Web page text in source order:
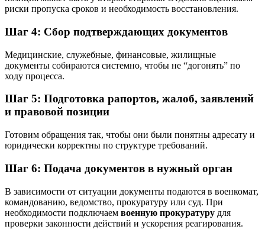
риски пропуска сроков и необходимость восстановления.
Шаг 4: Сбор подтверждающих документов
Медицинские, служебные, финансовые, жилищные
документы собираются системно, чтобы не “догонять” по
ходу процесса.
Шаг 5: Подготовка рапортов, жалоб, заявлений
и правовой позиции
Готовим обращения так, чтобы они были понятны адресату и
юридически корректны по структуре требований.
Шаг 6: Подача документов в нужный орган
В зависимости от ситуации документы подаются в военкомат,
командованию, ведомство, прокуратуру или суд. При
необходимости подключаем военную прокуратуру для
проверки законности действий и ускорения реагирования.